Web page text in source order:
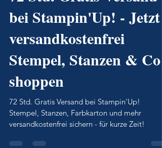
72 Std. Gratis Versand
bei Stampin'Up! - Jetzt
versandkostenfrei
Stempel, Stanzen & Co
shoppen
72 Std. Gratis Versand bei Stampin'Up!
Stempel, Stanzen, Farbkarton und mehr
versandkostenfrei sichern - für kurze Zeit!